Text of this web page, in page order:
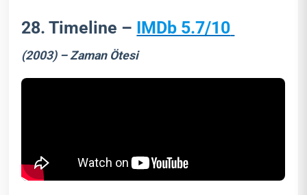
28. Timeline – IMDb 5.7/10
(2003) – Zaman Ötesi